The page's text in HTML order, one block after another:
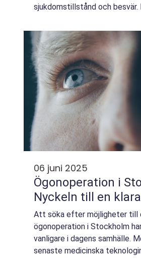
sjukdomstillstånd och
behandlings...
06 juni 2025
Ögonoperation i
Nyckeln till en
Att söka efter möjligheter till
ögonoperation i Stockholm
vanligare i dagens samhälle.
senaste medicinska